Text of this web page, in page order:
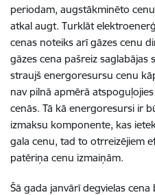
periodam, augstākminēto
atkal augt. Turklāt
cenas noteiks arī gāzes cenu
gāzes cena pašreiz
straujš energoresursu cenu
nav pilnā apmērā
cenās. Tā kā energoresursi ir
izmaksu komponente, kas
gala cenu, tad to otrreizējiem
patēriņa cenu izmaiņām.
Šā gada janvārī degvielas